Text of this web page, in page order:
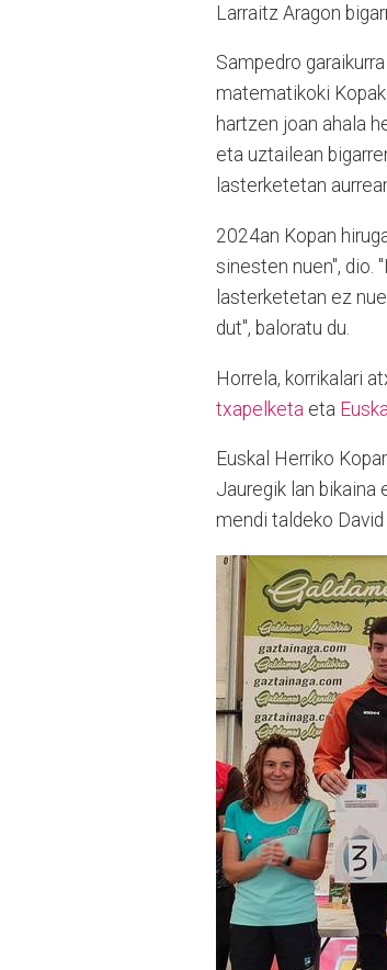
Larraitz Aragon
Sampedro
matematikoki
hartzen joan ahala
eta uztailean
lasterketetan
2024an Kopan
sinesten nuen", dio.
lasterketetan ez
dut", baloratu du.
Horrela, korrikalari
txapelketa eta
Euskal Herriko
Jauregik lan bikaina
mendi taldeko